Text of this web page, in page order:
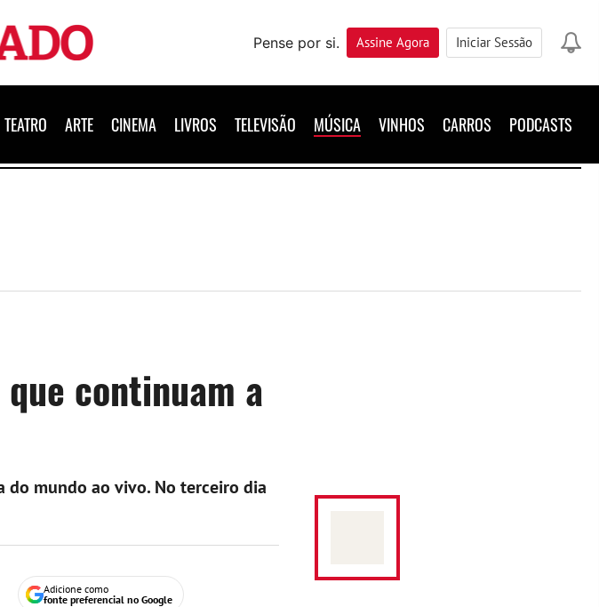
Pense por si.
Assine Agora Iniciar Sessão
TEATRO ARTE CINEMA LIVROS TELEVISÃO MÚSICA VINHOS CARROS PODCASTS
continuam a
do mundo ao vivo. No terceiro dia
Adicione como
fonte preferencial no Google